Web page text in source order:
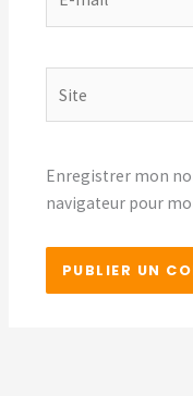
mail*
Enregistrer mon
navigateur pour